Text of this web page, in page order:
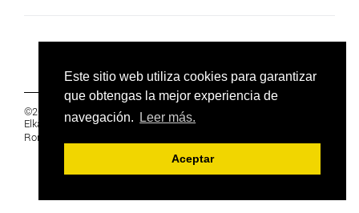
Este sitio web utiliza cookies para garantizar
que obtengas la mejor experiencia de
navegación.
Leer más.
Aceptar
©2019 Euskal Herriko Ikasleen Gurasoen
Elkartea -PRIVACIDAD
Ronda 27, 1 Ezk, 48005 Bilbao, Bizkaia